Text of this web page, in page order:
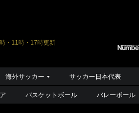
・11時・17時更新
海外サッカー サッカー日本代表
バスケットボール バレーボール